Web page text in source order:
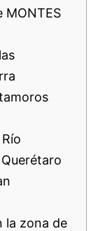
MONTES
la zona de